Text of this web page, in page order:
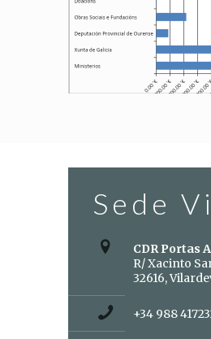
Sede
CDR Portas
R/ Xacinto
32616,
+34 988